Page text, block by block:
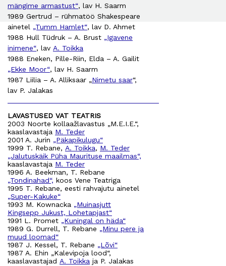
mängime armastust“, lav H. Saarm
1989 Gertrud – rühmatöö Shakespeare
ainetel „Tumm Hamlet“, lav D. Ahmet
1988 Hull Tüdruk – A. Brust „Igavene
inimene“, lav A. Toikka
1988 Eneken, Pille-Riin, Elda – A. Gailit
„Ekke Moor“, lav H. Saarm
1987 Liilia – A. Alliksaar „Nimetu saar“,
lav P. Jalakas
LAVASTUSED VAT TEATRIS
2003 Noorte kollaažlavastus „M.E.I.E.“,
kaaslavastaja M. Teder
2001 A. Jurin „Päkapikulugu“
1999 T. Rebane, A. Toikka, M. Teder
„Jalutuskäik Püha Maurituse maailmas“,
kaaslavastaja M. Teder
1996 A. Beekman, T. Rebane
„Tondinahad“, koos Vene Teatriga
1995 T. Rebane, eesti rahvajutu ainetel
„Super-Kakuke“
1993 M. Kownacka „Muinasjutt
Kingsepp Jukust, Lohetapjast“
1991 L. Promet „Kuningal on häda“
1989 G. Durrell, T. Rebane „Minu pere ja
muud loomad“
1987 J. Kessel, T. Rebane „Lõvi“
1987 A. Ehin „Kalevipoja lood“,
kaaslavastajad A. Toikka ja P. Jalakas